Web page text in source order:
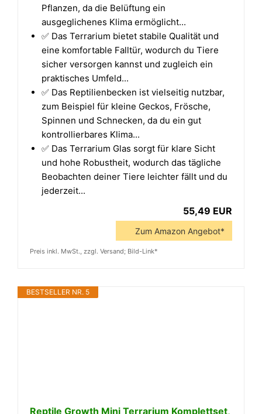
Pflanzen, da die Belüftung ein
ausgeglichenes Klima ermöglicht...
✅ Das Terrarium bietet stabile Qualität und
eine komfortable Falltür, wodurch du Tiere
sicher versorgen kannst und zugleich ein
praktisches Umfeld...
✅ Das Reptilienbecken ist vielseitig nutzbar,
zum Beispiel für kleine Geckos, Frösche,
Spinnen und Schnecken, da du ein gut
kontrollierbares Klima...
✅ Das Terrarium Glas sorgt für klare Sicht
und hohe Robustheit, wodurch das tägliche
Beobachten deiner Tiere leichter fällt und du
jederzeit...
55,49 EUR
Zum Amazon Angebot*
Preis inkl. MwSt., zzgl. Versand; Bild-Link*
BESTSELLER NR. 5
Reptile Growth Mini Terrarium Komplettset,